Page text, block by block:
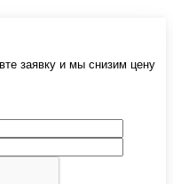
заявку и мы снизим цену